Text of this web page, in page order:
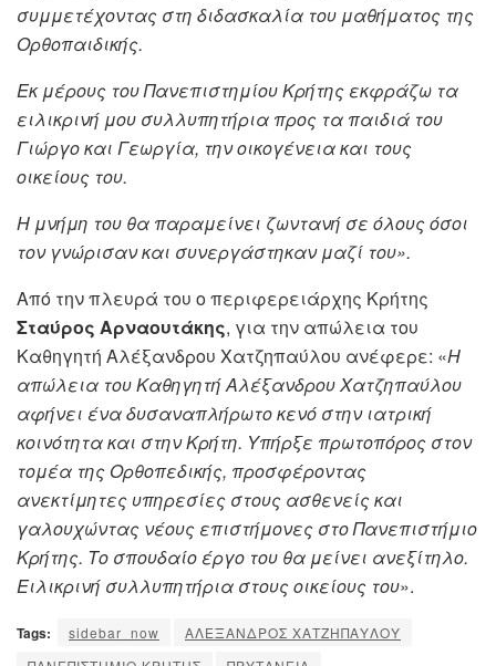
συμμετέχοντας στη διδασκαλία του μαθήματος της
Ορθοπαιδικής.
Εκ μέρους του Πανεπιστημίου Κρήτης εκφράζω τα
ειλικρινή μου συλλυπητήρια προς τα παιδιά του
Γιώργο και Γεωργία, την οικογένεια και τους
οικείους του.
Η μνήμη του θα παραμείνει ζωντανή σε όλους όσοι
τον γνώρισαν και συνεργάστηκαν μαζί του».
Από την πλευρά του ο περιφερειάρχης Κρήτης
Σταύρος Αρναουτάκης, για την απώλεια του
Καθηγητή Αλέξανδρου Χατζηπαύλου ανέφερε: «Η
απώλεια του Καθηγητή Αλέξανδρου Χατζηπαύλου
αφήνει ένα δυσαναπλήρωτο κενό στην ιατρική
κοινότητα και στην Κρήτη. Υπήρξε πρωτοπόρος στον
τομέα της Ορθοπεδικής, προσφέροντας
ανεκτίμητες υπηρεσίες στους ασθενείς και
γαλουχώντας νέους επιστήμονες στο Πανεπιστήμιο
Κρήτης. Το σπουδαίο έργο του θα μείνει ανεξίτηλο.
Ειλικρινή συλλυπητήρια στους οικείους του».
Tags: sidebar_now
ΑΛΕΞΑΝΔΡΟΣ ΧΑΤΖΗΠΑΥΛΟΥ